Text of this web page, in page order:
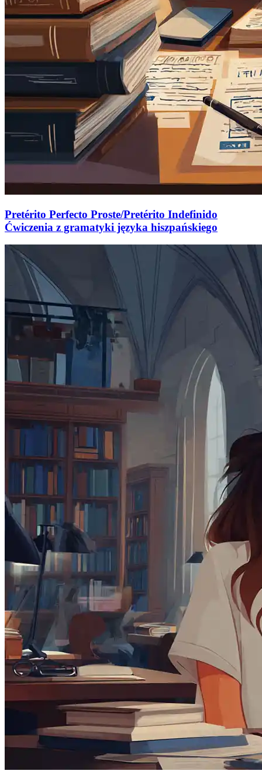
Pretérito Perfecto Proste/Pretérito Indefinido
Ćwiczenia z gramatyki języka hiszpańskiego